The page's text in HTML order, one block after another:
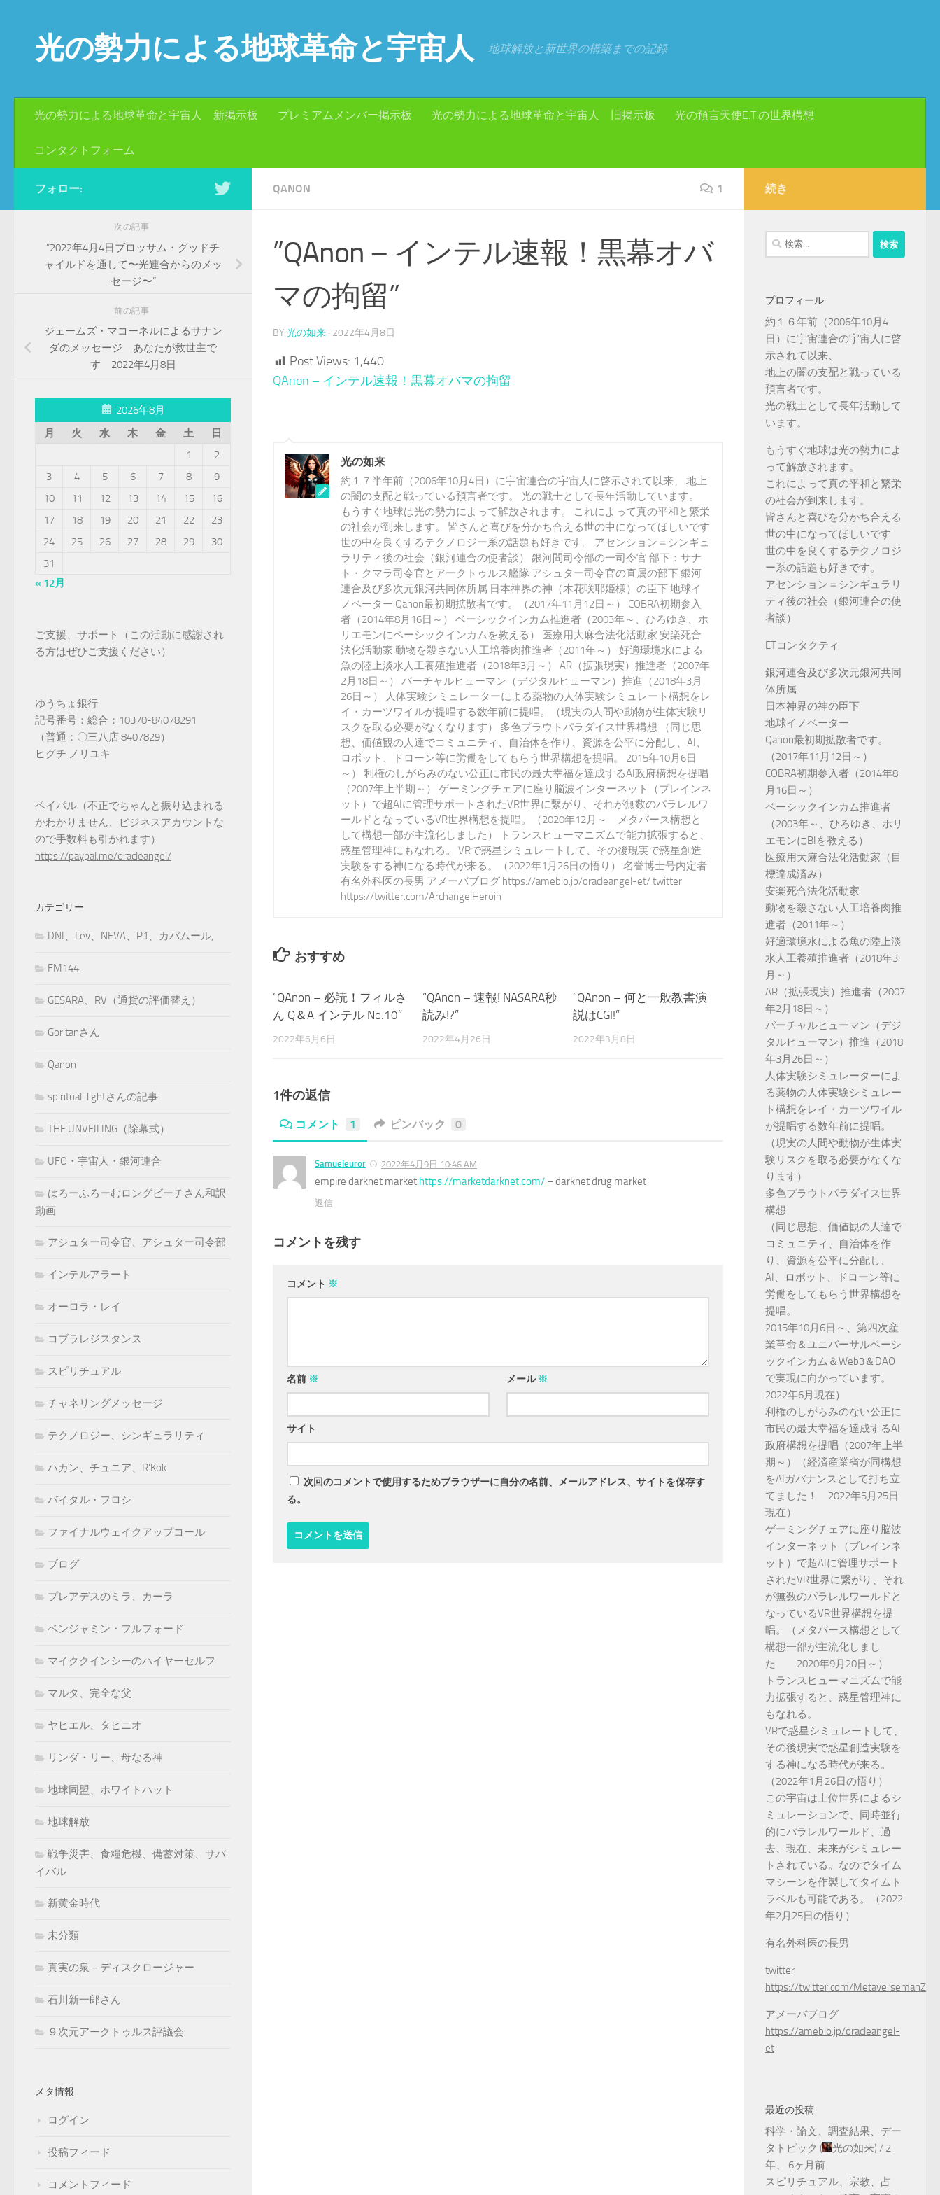
光の勢力による地球革命と宇宙人 地球解放と新世界の構築までの記録
光の勢力による地球革命と宇宙人 新掲示板 プレミアムメンバー掲示板 光の勢力による地球革命と宇宙人 旧掲示板 光の預言天使E.T.の世界構想
コンタクトフォーム
QANON 1
”QAnon – インテル速報！黒幕オバ
マの拘留”
BY 光の如来 · 2022年4月8日
Post Views: 1,440
QAnon – インテル速報！黒幕オバマの拘留
光の如来
約１７半年前（2006年10月4日）に宇宙連合の宇宙人に啓示されて以来、 地上
の闇の支配と戦っている預言者です。 光の戦士として長年活動しています。
もうすぐ地球は光の勢力によって解放されます。 これによって真の平和と繁栄
の社会が到来します。 皆さんと喜びを分かち合える世の中になってほしいです
世の中を良くするテクノロジー系の話題も好きです。 アセンション＝シンギュ
ラリティ後の社会（銀河連合の使者談） 銀河間司令部の一司令官 部下：サナ
ト・クマラ司令官とアークトゥルス艦隊 アシュター司令官の直属の部下 銀河
連合及び多次元銀河共同体所属 日本神界の神（木花咲耶姫様）の臣下 地球イ
ノベーター Qanon最初期拡散者です。（2017年11月12日～） COBRA初期参入
者（2014年8月16日～） ベーシックインカム推進者（2003年～、ひろゆき、ホ
リエモンにベーシックインカムを教える） 医療用大麻合法化活動家 安楽死合
法化活動家 動物を殺さない人工培養肉推進者（2011年～） 好適環境水による
魚の陸上淡水人工養殖推進者（2018年3月～） AR（拡張現実）推進者（2007年
2月18日～） バーチャルヒューマン（デジタルヒューマン）推進（2018年3月
26日～） 人体実験シミュレーターによる薬物の人体実験シミュレート構想をレ
イ・カーツワイルが提唱する数年前に提唱。（現実の人間や動物が生体実験リ
スクを取る必要がなくなります） 多色プラウトパラダイス世界構想 （同じ思
想、価値観の人達でコミュニティ、自治体を作り、資源を公平に分配し、AI、
ロボット、ドローン等に労働をしてもらう世界構想を提唱。 2015年10月6日
～） 利権のしがらみのない公正に市民の最大幸福を達成するAI政府構想を提唱
（2007年上半期～） ゲーミングチェアに座り脳波インターネット（ブレインネ
ット）で超AIに管理サポートされたVR世界に繋がり、それが無数のパラレルワ
ールドとなっているVR世界構想を提唱。（2020年12月～ メタバース構想と
して構想一部が主流化しました） トランスヒューマニズムで能力拡張すると、
惑星管理神にもなれる。 VRで惑星シミュレートして、その後現実で惑星創造
実験をする神になる時代が来る。（2022年1月26日の悟り） 名誉博士号内定者
有名外科医の長男 アメーバブログ https://ameblo.jp/oracleangel-et/ twitter
https://twitter.com/ArchangelHeroin
おすすめ
”QAnon – 必読！フィルさ
ん Q＆A インテル No.10”
2022年6月6日
”QAnon – 速報! NASARA秒
読み!?”
2022年4月26日
”QAnon – 何と一般教書演
説はCGI!”
2022年3月8日
1件の返信
コメント 1 ピンバック 0
Samueleuror 2022年4月9日 10:46 AM
empire darknet market https://marketdarknet.com/ – darknet drug market
返信
コメントを残す
コメント ※
名前 ※ メール ※
サイト
次回のコメントで使用するためブラウザーに自分の名前、メールアドレス、サイトを保存す
る。
フォロー:
次の記事
”2022年4月4日ブロッサム・グッドチ
ャイルドを通して〜光連合からのメッ
セージ〜”
前の記事
ジェームズ・マコーネルによるサナン
ダのメッセージ あなたが救世主で
す 2022年4月8日
2026年8月
月
火 水 木 金 土
日
1
2
3
4 5 6 7 8
9
10
11 12 13 14 15
16
17
18 19 20 21 22
23
24
25 26 27 28 29
30
31
« 12月
ご支援、サポート（この活動に感謝され
る方はぜひご支援ください）
ゆうちょ銀行
記号番号：総合：10370-84078291
（普通：〇三八店 8407829）
ヒグチ ノリユキ
ペイパル（不正でちゃんと振り込まれる
かわかりません、ビジネスアカウントな
ので手数料も引かれます）
https://paypal.me/oracleangel/
カテゴリー
DNI、Lev、NEVA、P1、カバムール,
FM144
GESARA、RV（通貨の評価替え）
Goritanさん
Qanon
spiritual-lightさんの記事
THE UNVEILING（除幕式）
UFO・宇宙人・銀河連合
はろーふろーむロングビーチさん和訳
動画
アシュター司令官、アシュター司令部
インテルアラート
オーロラ・レイ
コブラレジスタンス
スピリチュアル
チャネリングメッセージ
テクノロジー、シンギュラリティ
ハカン、チュニア、R'Kok
バイタル・フロシ
ファイナルウェイクアップコール
ブログ
プレアデスのミラ、カーラ
ベンジャミン・フルフォード
マイククインシーのハイヤーセルフ
マルタ、完全な父
ヤヒエル、タヒニオ
リンダ・リー、母なる神
地球同盟、ホワイトハット
地球解放
戦争災害、食糧危機、備蓄対策、サバ
イバル
新黄金時代
未分類
真実の泉－ディスクロージャー
石川新一郎さん
９次元アークトゥルス評議会
メタ情報
ログイン
投稿フィード
コメントフィード
続き
検
索:
プロフィール
約１６年前（2006年10月4
日）に宇宙連合の宇宙人に啓
示されて以来、
地上の闇の支配と戦っている
預言者です。
光の戦士として長年活動して
います。
もうすぐ地球は光の勢力によ
って解放されます。
これによって真の平和と繁栄
の社会が到来します。
皆さんと喜びを分かち合える
世の中になってほしいです
世の中を良くするテクノロジ
ー系の話題も好きです。
アセンション＝シンギュラリ
ティ後の社会（銀河連合の使
者談）
ETコンタクティ
銀河連合及び多次元銀河共同
体所属
日本神界の神の臣下
地球イノベーター
Qanon最初期拡散者です。
（2017年11月12日～）
COBRA初期参入者（2014年8
月16日～）
ベーシックインカム推進者
（2003年～、ひろゆき、ホリ
エモンにBIを教える）
医療用大麻合法化活動家（目
標達成済み）
安楽死合法化活動家
動物を殺さない人工培養肉推
進者（2011年～）
好適環境水による魚の陸上淡
水人工養殖推進者（2018年3
月～）
AR（拡張現実）推進者（2007
年2月18日～）
バーチャルヒューマン（デジ
タルヒューマン）推進（2018
年3月26日～）
人体実験シミュレーターによ
る薬物の人体実験シミュレー
ト構想をレイ・カーツワイル
が提唱する数年前に提唱。
（現実の人間や動物が生体実
験リスクを取る必要がなくな
ります）
多色プラウトパラダイス世界
構想
（同じ思想、価値観の人達で
コミュニティ、自治体を作
り、資源を公平に分配し、
AI、ロボット、ドローン等に
労働をしてもらう世界構想を
提唱。
2015年10月6日～、第四次産
業革命＆ユニバーサルベーシ
ックインカム＆Web3＆DAO
で実現に向かっています。
2022年6月現在）
利権のしがらみのない公正に
市民の最大幸福を達成するAI
政府構想を提唱（2007年上半
期～）（経済産業省が同構想
をAIガバナンスとして打ち立
てました！ 2022年5月25日
現在）
ゲーミングチェアに座り脳波
インターネット（ブレインネ
ット）で超AIに管理サポート
されたVR世界に繋がり、それ
が無数のパラレルワールドと
なっているVR世界構想を提
唱。（メタバース構想として
構想一部が主流化しまし
た 2020年9月20日～）
トランスヒューマニズムで能
力拡張すると、惑星管理神に
もなれる。
VRで惑星シミュレートして、
その後現実で惑星創造実験を
する神になる時代が来る。
（2022年1月26日の悟り）
この宇宙は上位世界によるシ
ミュレーションで、同時並行
的にパラレルワールド、過
去、現在、未来がシミュレー
トされている。なのでタイム
マシーンを作製してタイムト
ラベルも可能である。（2022
年2月25日の悟り）
有名外科医の長男
twitter
https://twitter.com/MetaversemanZ
アメーバブログ
https://ameblo.jp/oracleangel-
et
最近の投稿
科学・論文、調査結果、デー
タトピック ( 光の如来) / 2
年、 6ヶ月前
スピリチュアル、宗教、占